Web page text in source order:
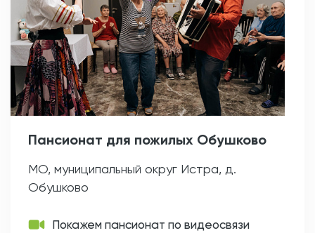
Пансионат для пожилых Обушково
МО, муниципальный округ Истра, д.
Обушково
Покажем пансионат по видеосвязи